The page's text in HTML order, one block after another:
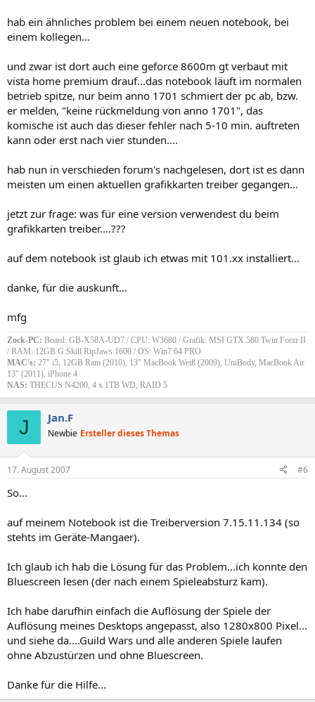
hab ein ähnliches problem bei einem neuen notebook, bei
einem kollegen...
und zwar ist dort auch eine geforce 8600m gt verbaut mit
vista home premium drauf...das notebook läuft im normalen
betrieb spitze, nur beim anno 1701 schmiert der pc ab, bzw.
er melden, "keine rückmeldung von anno 1701", das
komische ist auch das dieser fehler nach 5-10 min. auftreten
kann oder erst nach vier stunden....
hab nun in verschieden forum's nachgelesen, dort ist es dann
meisten um einen aktuellen grafikkarten treiber gegangen...
jetzt zur frage: was für eine version verwendest du beim
grafikkarten treiber....???
auf dem notebook ist glaub ich etwas mit 101.xx installiert...
danke, für die auskunft...
mfg
Zock-PC: Board: GB-X58A-UD7 / CPU: W3680 / Grafik: MSI GTX 580 Twin Forzr II
/ RAM: 12GB G.Skill RipJaws 1600 / OS: Win7 64 PRO
MAC's: 27" i5, 12GB Ram (2010), 13" MacBook Weiß (2009), UniBody, MacBook Air
13" (2011), iPhone 4
NAS: THECUS N4200, 4 x 1TB WD, RAID 5
J Jan.F
Newbie Ersteller dieses Themas
17. August 2007 #6
So...
auf meinem Notebook ist die Treiberversion 7.15.11.134 (so
stehts im Geräte-Mangaer).
Ich glaub ich hab die Lösung für das Problem...ich konnte den
Bluescreen lesen (der nach einem Spieleabsturz kam).
Ich habe darufhin einfach die Auflösung der Spiele der
Auflösung meines Desktops angepasst, also 1280x800 Pixel...
und siehe da....Guild Wars und alle anderen Spiele laufen
ohne Abzustürzen und ohne Bluescreen.
Danke für die Hilfe...